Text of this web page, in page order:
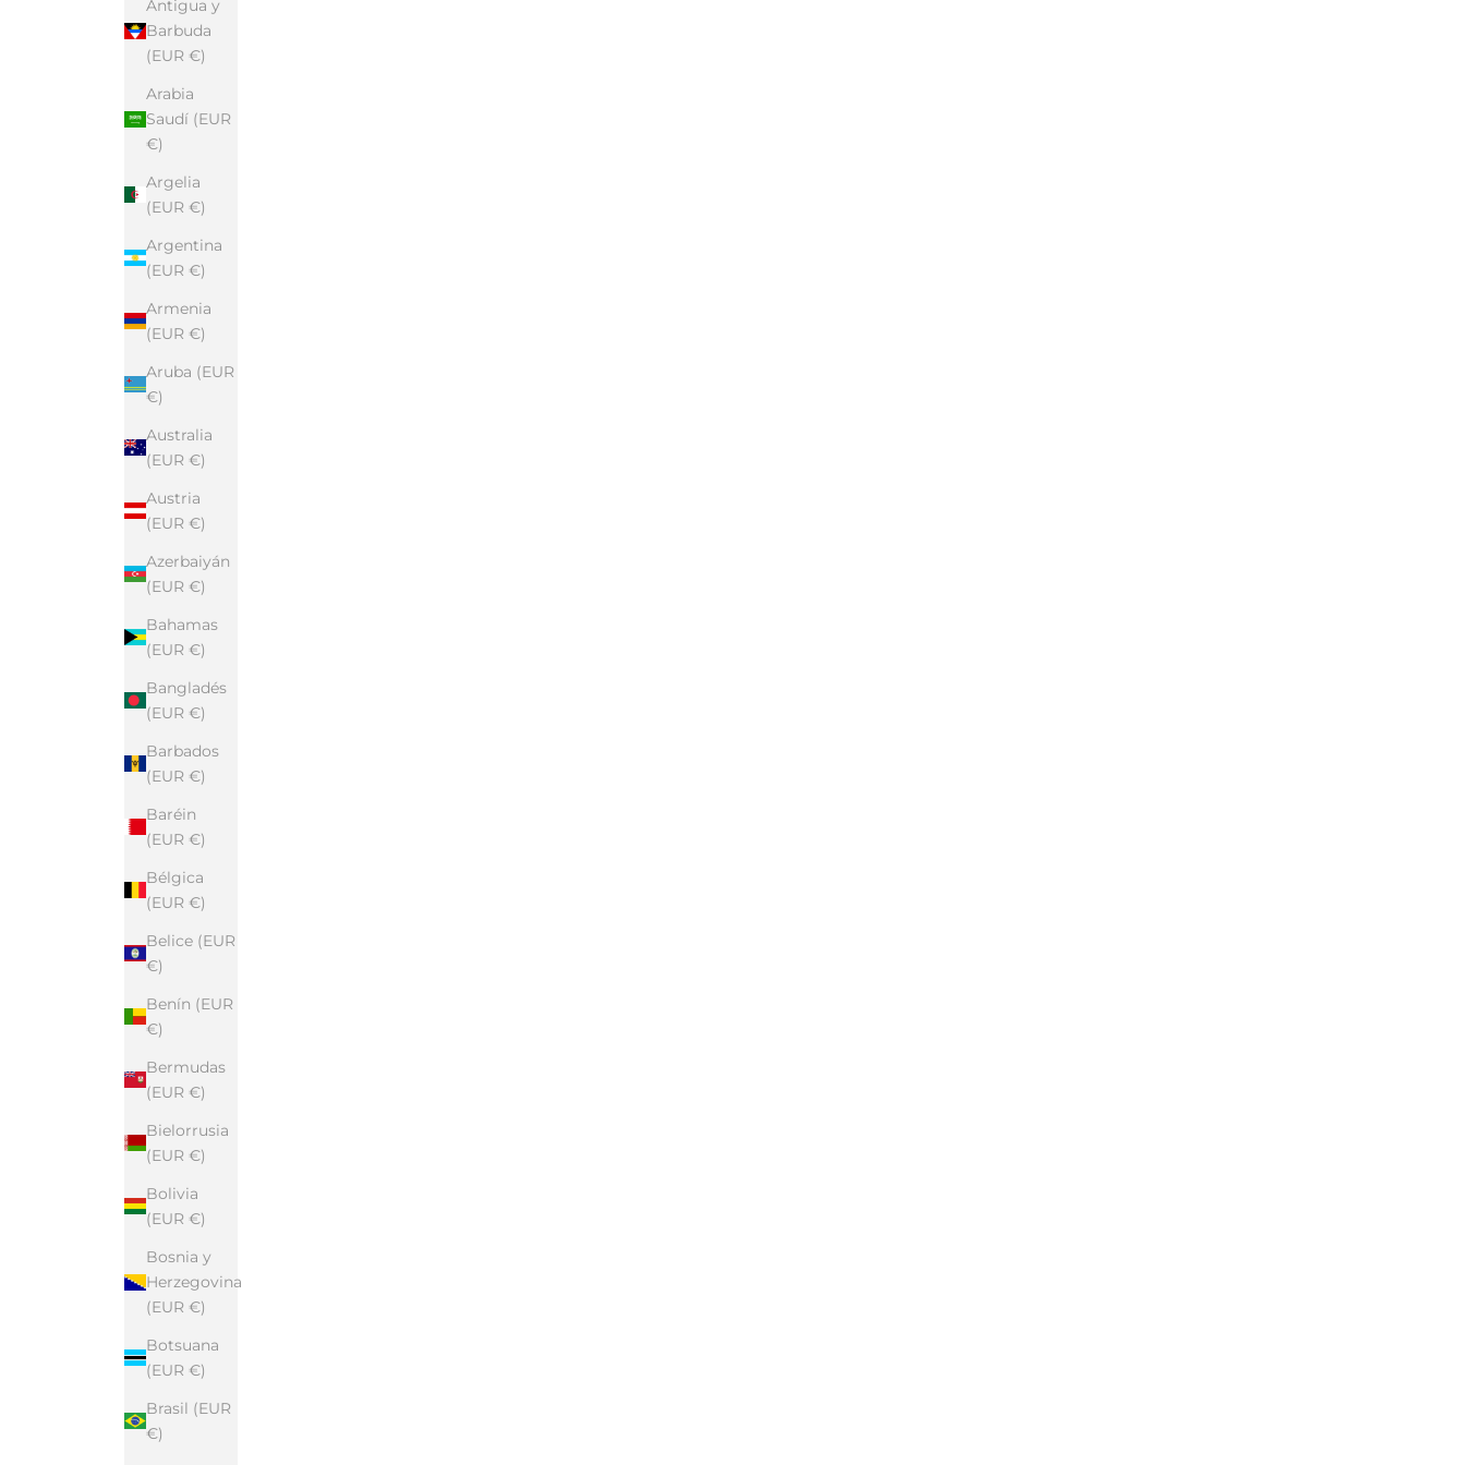
Antigua y
Barbuda
(EUR €)
Arabia
Saudí (EUR
€)
Argelia
(EUR €)
Argentina
(EUR €)
Armenia
(EUR €)
Aruba (EUR
€)
Australia
(EUR €)
Austria
(EUR €)
Azerbaiyán
(EUR €)
Bahamas
(EUR €)
Bangladés
(EUR €)
Barbados
(EUR €)
Baréin
(EUR €)
Bélgica
(EUR €)
Belice (EUR
€)
Benín (EUR
€)
Bermudas
(EUR €)
Bielorrusia
(EUR €)
Bolivia
(EUR €)
Bosnia y
Herzegovina
(EUR €)
Botsuana
(EUR €)
Brasil (EUR
€)